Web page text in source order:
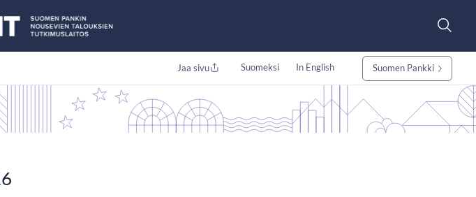
Jaa sivu Suomeksi In English Suomen Pankki